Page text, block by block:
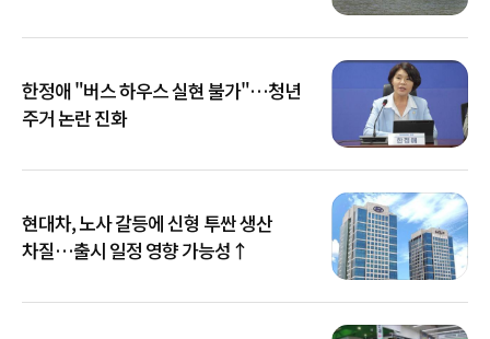
한정애 "버스 하우스 실현 불가"…청년
주거 논란 진화
현대차, 노사 갈등에 신형 투싼 생산
차질…출시 일정 영향 가능성↑